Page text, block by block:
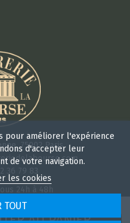
AU PANIER
75002 Paris
15 jours
pour améliorer l'expérience
d'accepter leur
de votre navigation.
les cookies
TOUT